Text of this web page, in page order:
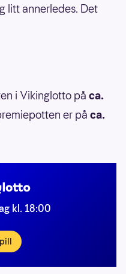
litt annerledes. Det
i Vikinglotto påca.
er på ca.
kl. 18:00